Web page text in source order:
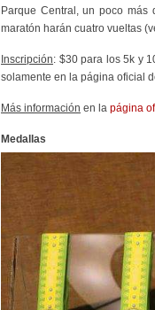
Parque Central, un poco
maratón harán cuatro vueltas
Inscripción: $30 para los 5k y
solamente en la página oficial
Más información en la página
Medallas